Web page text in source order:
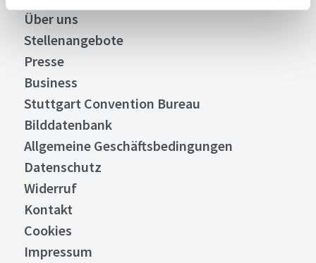
Über uns
Stellenangebote
Presse
Business
Stuttgart Convention Bureau
Bilddatenbank
Allgemeine Geschäftsbedingungen
Datenschutz
Widerruf
Kontakt
Cookies
Impressum